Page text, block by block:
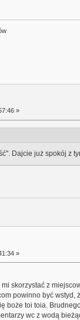
»
Dajcie już spokój z
»
skorzystać z
powinno być
boże toi toia.
wc z wodą